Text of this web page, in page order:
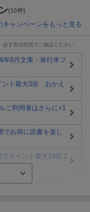
(10件)
キャンペーンをもっと見る
ず各説明頁でご確認ください。
年8月文庫・単行本フ
ント最大3倍 おかえ
ご利用者はさらに+1
でお得に読書を楽し
ポイント最大10倍 2